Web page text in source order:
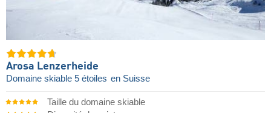
Arosa Lenzerheide
Domaine skiable 5 étoiles en Suisse
Taille du domaine skiable